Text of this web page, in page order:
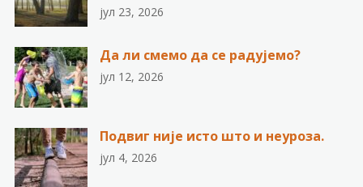
јул 23, 2026
Да ли смемо да се радујемо?
јул 12, 2026
Подвиг није исто што и неуроза.
јул 4, 2026